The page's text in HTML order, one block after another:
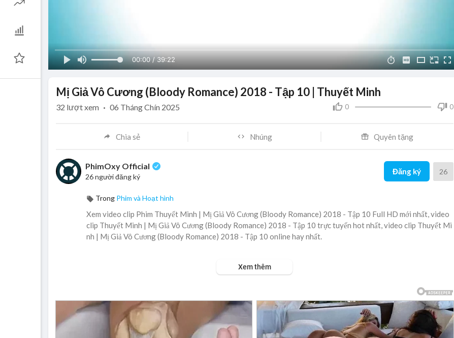
00:00 / 39:22
Mị Giả Vô Cương (Bloody Romance) 2018 - Tập 10 | Thuyết Minh
0 0
32 lượt xem · 06 Tháng Chín 2025
Chia sẻ Nhúng Quyên tặng
PhimOxy Official
26 người đăng ký
Đăng ký 26
Trong Phim và Hoạt hình
Xem video clip Phim Thuyết Minh | Mị Giả Vô Cương (Bloody Romance) 2018 - Tập 10 Full HD mới nhất, video
clip Thuyết Minh | Mị Giả Vô Cương (Bloody Romance) 2018 - Tập 10 trực tuyến hot nhất, video clip Thuyết Mi
nh | Mị Giả Vô Cương (Bloody Romance) 2018 - Tập 10 online hay nhất.
Xem thêm